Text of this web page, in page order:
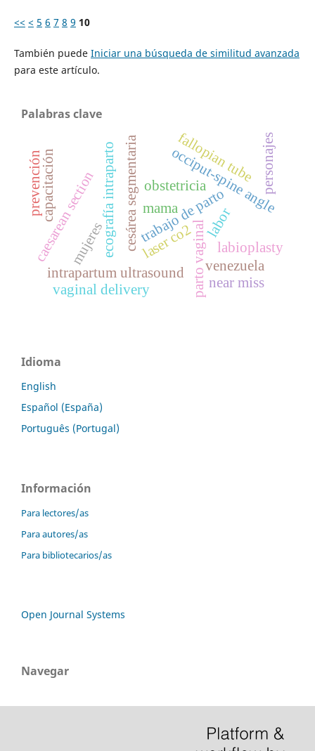
<< < 5 6 7 8 9 10
También puede Iniciar una búsqueda de similitud avanzada
para este artículo.
Palabras clave
trabajo de parto
ecografía intraparto
parto vaginal
cesárea segmentaria labor
intrapartum ultrasound
occiput-spine angle
vaginal delivery
caesarean section
fallopian tube
venezuela
obstetricia personajes
laser co2 labioplasty
mujeres
mama
capacitación
prevención
near miss
Idioma
English
Español (España)
Português (Portugal)
Información
Para lectores/as
Para autores/as
Para bibliotecarios/as
Open Journal Systems
Navegar